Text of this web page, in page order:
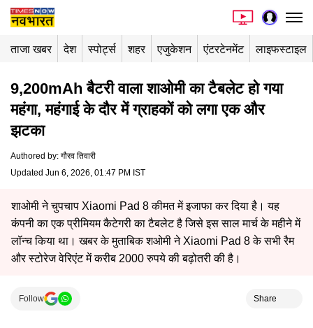
ताजा खबर देश स्पोर्ट्स शहर एजुकेशन एंटरटेनमेंट लाइफस्टाइल
9,200mAh बैटरी वाला शाओमी का टैबलेट हो गया
महंगा, महंगाई के दौर में ग्राहकों को लगा एक और
झटका
Authored by: गौरव तिवारी
Updated Jun 6, 2026, 01:47 PM IST
शाओमी ने चुपचाप Xiaomi Pad 8 कीमत में इजाफा कर दिया है। यह
कंपनी का एक प्रीमियम कैटेगरी का टैबलेट है जिसे इस साल मार्च के महीने में
लॉन्च किया था। खबर के मुताबिक शओमी ने Xiaomi Pad 8 के सभी रैम
और स्टोरेज वेरिएंट में करीब 2000 रुपये की बढ़ोतरी की है।
Follow Share